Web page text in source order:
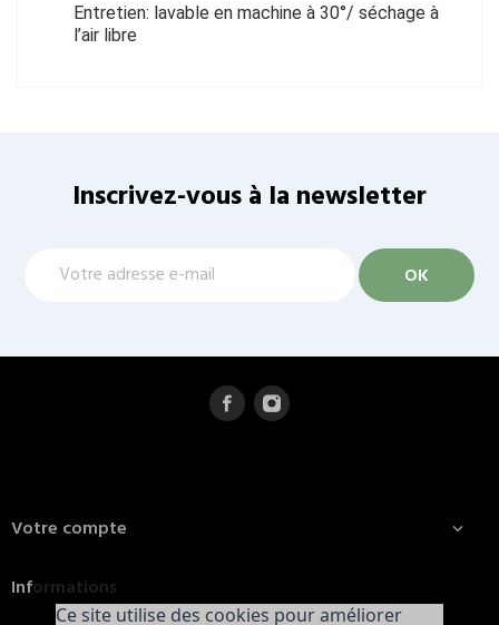
Ce site utilise des cookies pour améliorer
Entretien: lavable en machine à 30°/ séchage à
l’air libre
Inscrivez-vous à la newsletter
Votre compte 
Informations